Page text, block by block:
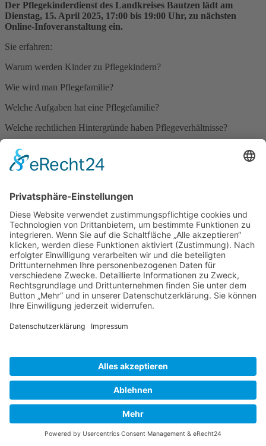
Der Pflegekinderdienst des Landkreises Bautzen lädt am
Dienstag, 15. April 2025, 17:00 bis 19:00 Uhr, zu nächsten
Online-Infoveranstaltung ein.
Sie erfahren:
Warum werden Kinder zu Pflegekindern?
Wie wird man Pflegefamilie?
Welche Aufgaben hat eine Pflegefamilie?
Welche rechtlichen Hintergründe haben Pflegeverhältnisse?
Wie werden Pflegefamilien unterstützt?
Wenn Sie Interesse haben und mehr über dieses Thema erfahren
Für das Jahr 2025 sind folgende Termine vorgesehen.
Dienstag, 15.04.2025, 17:00 bis 19:00 Uhr
Dienstag, 02.09.2025, 17:00 bis 19:00 Uhr
Dienstag, 25.11.2025, 17:00 bis 19:00 Uhr
Zurück
»facebook.com/kamenz.news »facebook.com/rathaus.kamenz
»facebook.com/Kamenz.Tourismus
»instagramm.com/kamenz_tourismus
»Kontakt
»Elektronische Kommunikation
»Datenschutz